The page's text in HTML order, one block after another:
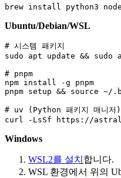
brew install python3
Ubuntu/Debian/WSL
curl -LsSf https://
Windows
WSL2를 설치 합니다.
WSL 환경에서 위의